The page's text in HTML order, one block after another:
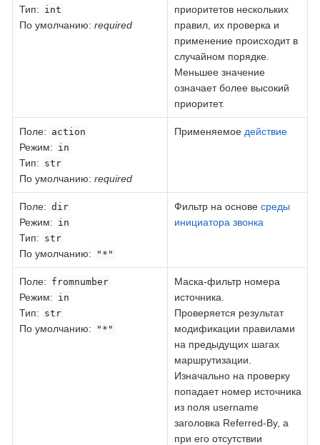
Тип: int
По умолчанию: required
приоритетов нескольких
правил, их проверка и
применение происходит в
случайном порядке.
Меньшее значение
означает более высокий
приоритет.
Поле: action
Режим: in
Тип: str
По умолчанию: required
Применяемое действие
Поле: dir
Режим: in
Тип: str
По умолчанию: "*"
Фильтр на основе среды
инициатора звонка
Поле: fromnumber
Режим: in
Тип: str
По умолчанию: "*"
Маска-фильтр номера
источника.
Проверяется результат
модификации правилами
на предыдущих шагах
маршрутизации.
Изначально на проверку
попадает номер источника
из поля username
заголовка Referred-By, а
при его отсутствии